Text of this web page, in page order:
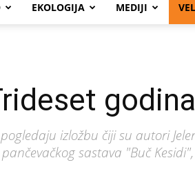
EKOLOGIJA MEDIJI
izložbu čiji su autori
sastava "Buč